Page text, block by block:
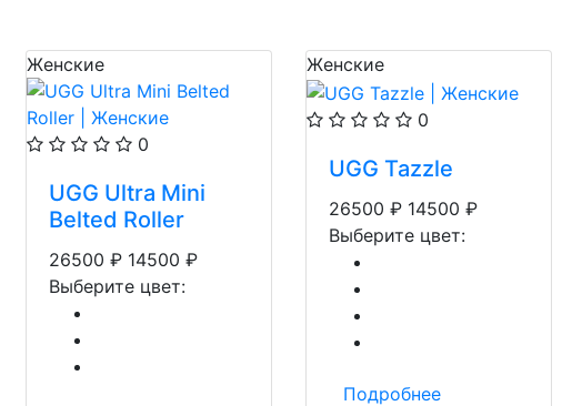
Женские
0
UGG Ultra Mini
Belted Roller
26500 ₽ 14500 ₽
Выберите цвет:
Женские
0
UGG Tazzle
26500 ₽ 14500 ₽
Выберите цвет:
Подробнее